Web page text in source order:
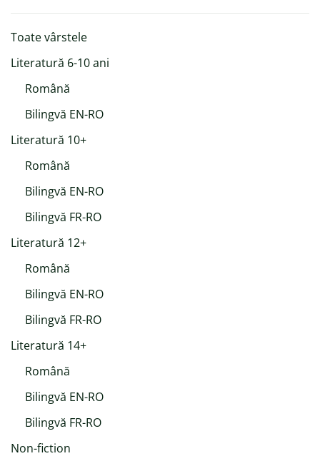
Toate vârstele
Literatură 6-10 ani
Română
Bilingvă EN-RO
Literatură 10+
Română
Bilingvă EN-RO
Bilingvă FR-RO
Literatură 12+
Română
Bilingvă EN-RO
Bilingvă FR-RO
Literatură 14+
Română
Bilingvă EN-RO
Bilingvă FR-RO
Non-fiction